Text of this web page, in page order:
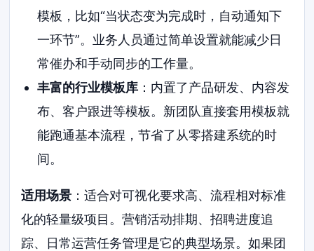
模板，比如“当状态变为完成时，自动通知下
一环节”。业务人员通过简单设置就能减少日
常催办和手动同步的工作量。
丰富的行业模板库：内置了产品研发、内容发
布、客户跟进等模板。新团队直接套用模板就
能跑通基本流程，节省了从零搭建系统的时
间。
适用场景 ：适合对可视化要求高、流程相对标准
化的轻量级项目。营销活动排期、招聘进度追
踪、日常运营任务管理是它的典型场景。如果团